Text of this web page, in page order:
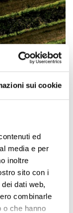
sui cookie
ed
media e per
inoltre
sito con i
dati web,
combinarle
o che hanno
preziosi
si impegnano
È il
si concretizza
ricco di
Tecnico